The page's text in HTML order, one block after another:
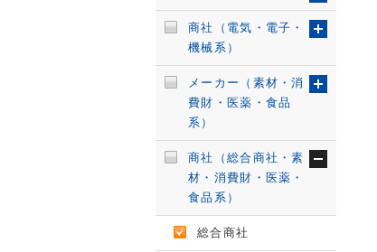
商社（電気・電子・
機械系）
メーカー（素材・消
費財・医薬・食品
系）
商社（総合商社・素
材・消費財・医薬・
食品系）
総合商社